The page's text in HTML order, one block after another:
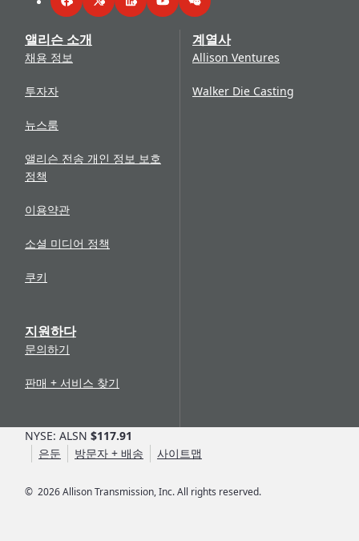
FacebookTwitterLinkedInYouTubeWeChat
앨리슨 소개
채용 정보
투자자
뉴스룸
앨리슨 전송 개인 정보 보호
정책
이용약관
소셜 미디어 정책
쿠키
지원하다
문의하기
판매 + 서비스 찾기
계열사
Allison Ventures
Walker Die Casting
© 2026Allison Transmission, Inc. All rights reserved.
NYSE: ALSN $117.91
은둔
방문자 + 배송 사이트맵